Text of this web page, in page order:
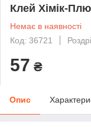
Клей Хімік-
Немає в наявності
Код: 36721
57 ₴
Опис